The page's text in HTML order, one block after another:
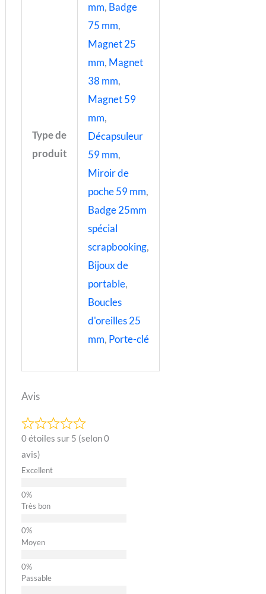
Type de
produit
mm, Badge
75 mm,
Magnet 25
mm, Magnet
38 mm,
Magnet 59
mm,
Décapsuleur
59 mm,
Miroir de
poche 59 mm,
Badge 25mm
spécial
scrapbooking,
Bijoux de
portable,
Boucles
d'oreilles 25
mm, Porte-clé
Avis
0 étoiles sur 5 (selon 0
avis)
Excellent
Très bon
Moyen
Passable